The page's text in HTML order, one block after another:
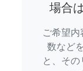
場合
ご希望
数など
と、そ